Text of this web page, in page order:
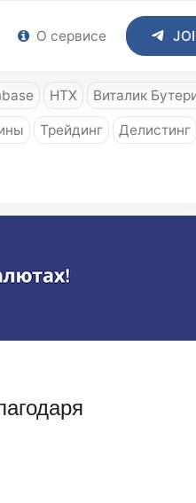
О сервисе
HTX Виталик
Трейдинг Делистинг